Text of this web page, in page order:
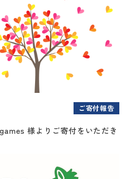
ご寄付報告
様よりご寄付をいただき